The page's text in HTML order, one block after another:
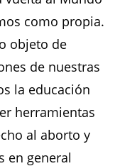
como propia.
objeto de
de nuestras
la educación
herramientas
al aborto y
en general